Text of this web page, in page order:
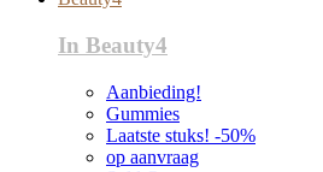
In Beauty4
Aanbieding!
Gummies
Laatste stuks! -50%
op aanvraag